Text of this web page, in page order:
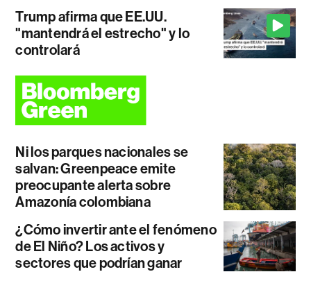
Trump afirma que EE.UU.
"mantendrá el estrecho" y lo
controlará
Ni los parques nacionales se
salvan: Greenpeace emite
preocupante alerta sobre
Amazonía colombiana
¿Cómo invertir ante el fenómeno
de El Niño? Los activos y
sectores que podrían ganar